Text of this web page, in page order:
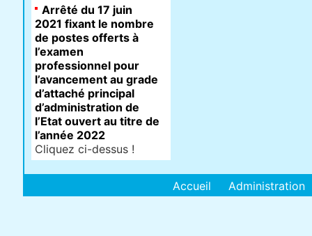
Arrêté du 17 juin
2021 fixant le nombre
de postes offerts à
l’examen
professionnel pour
l’avancement au grade
d’attaché principal
d’administration de
l’Etat ouvert au titre de
l’année 2022
Cliquez ci-dessus !
Accueil Administration